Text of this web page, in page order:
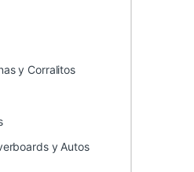
y Corralitos
y Autos